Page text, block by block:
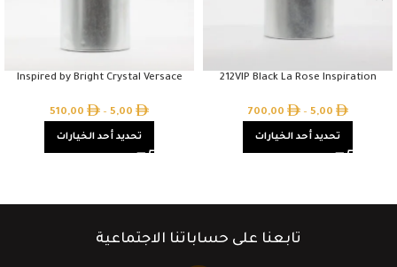
212VIP Black La Rose Inspiration
5,00
–
700,00
تحديد أحد الخيارات
Inspired by Bright Crystal Versace
5,00
–
510,00
تحديد أحد الخيارات
تابعنا على حساباتنا الاجتماعية